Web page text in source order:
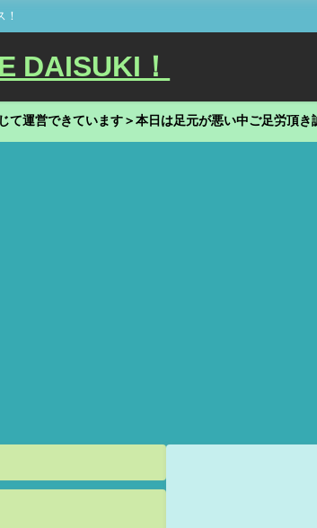
DAISUKI！
運営できています＞本日は足元が悪い中ご足労頂き